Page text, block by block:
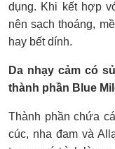
dụng. Khi kết hợp
nên sạch thoáng,
hay bết dính.
Da nhạy cảm có
thành phần Blue
Thành phần chứa
cúc, nha đam và